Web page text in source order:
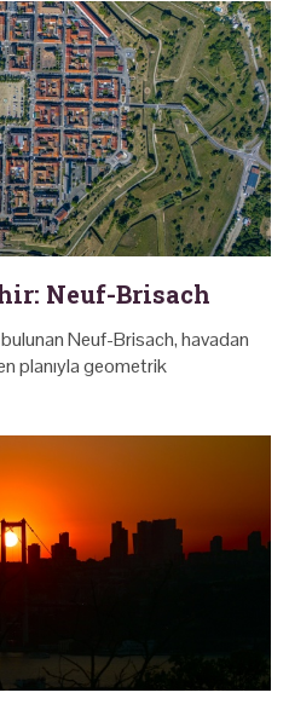
Neuf-Brisach
Neuf-Brisach, havadan
planıyla geometrik